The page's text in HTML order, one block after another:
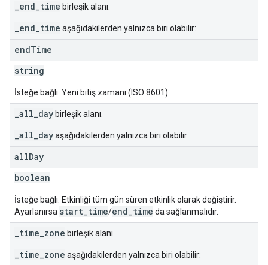
_end_time birleşik alanı.
_end_time aşağıdakilerden yalnızca biri olabilir:
endTime
string
İsteğe bağlı. Yeni bitiş zamanı (ISO 8601).
_all_day birleşik alanı.
_all_dayaşağıdakilerden yalnızca biri olabilir:
allDay
boolean
İsteğe bağlı. Etkinliği tüm gün süren etkinlik olarak değiştirir.
Ayarlanırsa start_time/end_time da sağlanmalıdır.
_time_zone birleşik alanı.
_time_zone aşağıdakilerden yalnızca biri olabilir: